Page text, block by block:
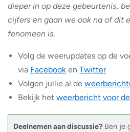
dieper in op deze gebeurtenis,
cijfers en gaan we ook na of dit
fenomeen is.
Volg de weerupdates op de
via Facebook en Twitter
Volgen jullie al de
Bekijk het weerbericht voor
Deelnemen aan discussie? Ben je